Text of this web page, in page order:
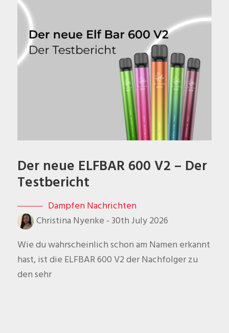
Der neue ELFBAR 600 V2 – Der
Testbericht
Dampfen Nachrichten
Christina Nyenke - 30th July 2026
Wie du wahrscheinlich schon am Namen erkannt
hast, ist die ELFBAR 600 V2 der Nachfolger zu
den sehr